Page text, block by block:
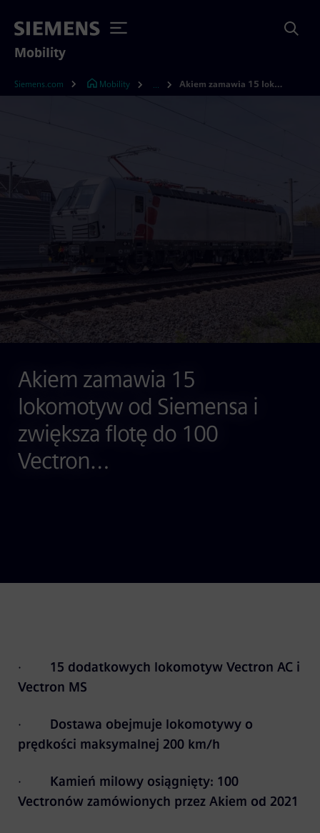
Mobility
Siemens.com Mobility Akiem zamawia 15 lokomotyw od Siemensa i zwiększa flotę do 100 Vectronów
Akiem zamawia 15
lokomotyw od Siemensa i
zwiększa flotę do 100
Vectron…
· 15 dodatkowych lokomotyw Vectron AC i
Vectron MS
· Dostawa obejmuje lokomotywy o
prędkości maksymalnej 200 km/h
· Kamień milowy osiągnięty: 100
Vectronów zamówionych przez Akiem od 2021